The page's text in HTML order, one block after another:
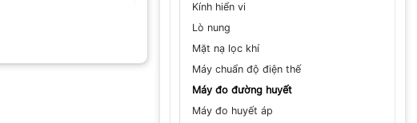
Kính hiển vi
Lò nung
Mặt nạ lọc khí
Máy chuẩn độ điện thế
Máy đo đường huyết
Máy đo huyết áp